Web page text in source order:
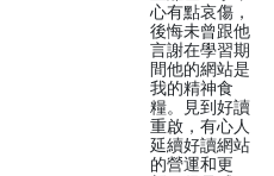
心有點哀傷，
後悔未曾跟他
言謝在學習期
間他的網站是
我的精神食
糧。見到好讀
重啟，有心人
延續好讀網站
的營運和更